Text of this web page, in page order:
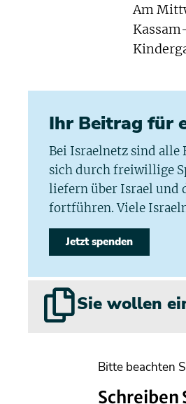
Am
Ihr Beitrag für
Bei Israelnetz sind
sich durch freiwillige
liefern über Israel und
fortführen. Viele
Jetzt spenden
Sie wollen
Bitte beachten
Schreiben